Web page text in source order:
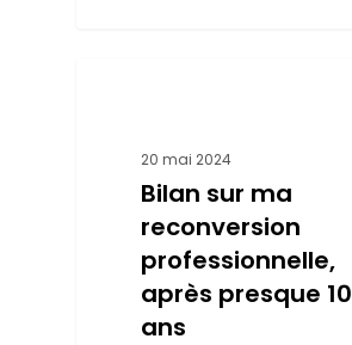
20 mai 2024
Bilan sur ma
reconversion
professionnelle,
après presque 10
ans